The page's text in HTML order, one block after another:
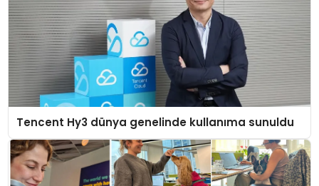
Tencent Hy3 dünya genelinde kullanıma sunuldu